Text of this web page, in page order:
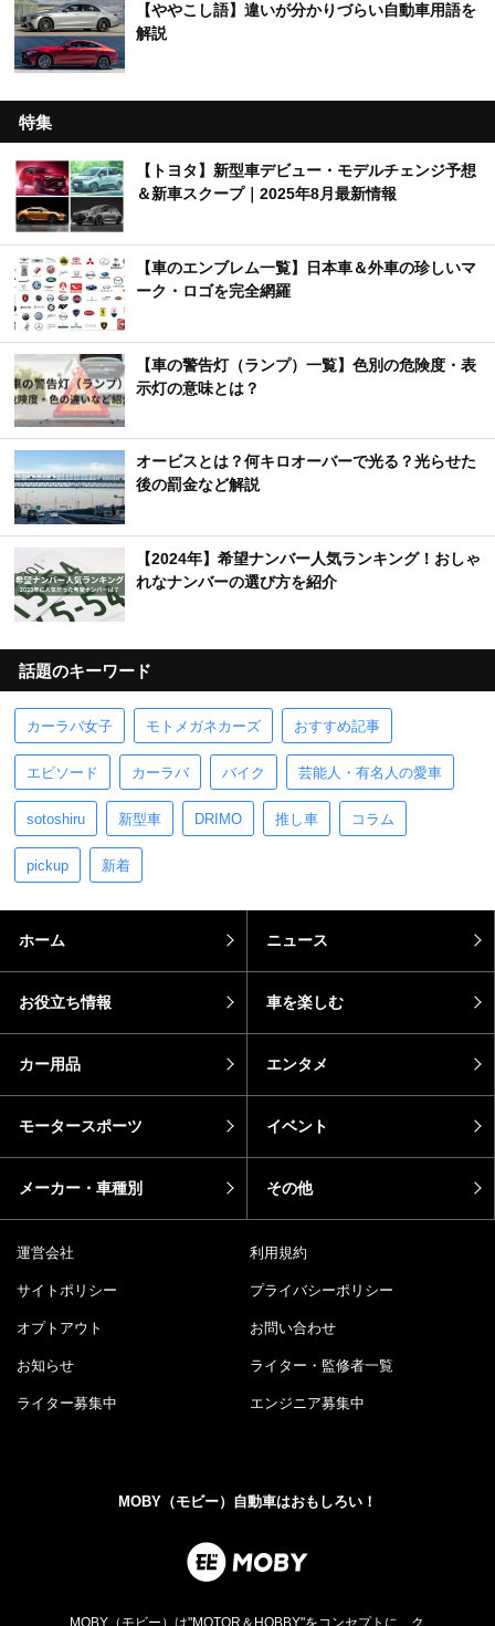
【ややこし語】違いが分かりづらい自動車用語を
解説
特集
【トヨタ】新型車デビュー・モデルチェンジ予想
＆新車スクープ｜2025年8月最新情報
【車のエンブレム一覧】日本車＆外車の珍しいマ
ーク・ロゴを完全網羅
【車の警告灯（ランプ）一覧】色別の危険度・表
示灯の意味とは？
オービスとは？何キロオーバーで光る？光らせた
後の罰金など解説
【2024年】希望ナンバー人気ランキング！おしゃ
れなナンバーの選び方を紹介
話題のキーワード
カーラバ女子 モトメガネカーズ おすすめ記事
エピソード カーラバ バイク 芸能人・有名人の愛車
sotoshiru 新型車 DRIMO 推し車 コラム
pickup 新着
ホーム ニュース
お役立ち情報 車を楽しむ
カー用品 エンタメ
モータースポーツ イベント
メーカー・車種別 その他
運営会社 利用規約
サイトポリシー プライバシーポリシー
オプトアウト お問い合わせ
お知らせ ライター・監修者一覧
ライター募集中 エンジニア募集中
MOBY（モビー）自動車はおもしろい！
MOBY（モビー）は"MOTOR＆HOBBY"をコンセプトに、ク